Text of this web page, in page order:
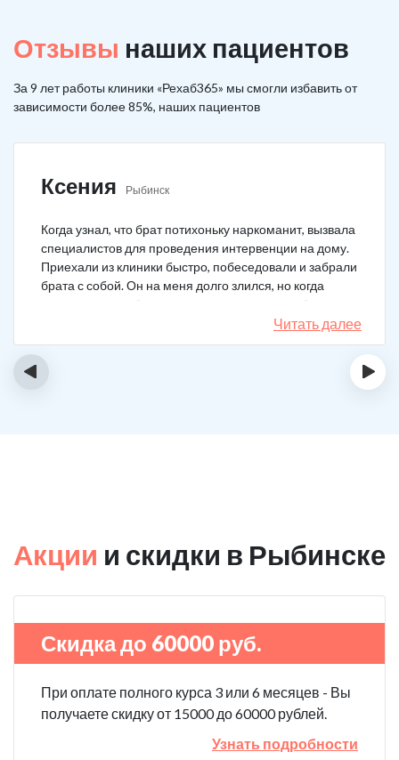
Отзывы наших пациентов
За 9 лет работы клиники «Рехаб365» мы смогли избавить от
зависимости более 85%, наших пациентов
Ксения Рыбинск
Когда узнал, что брат потихоньку наркоманит, вызвала
специалистов для проведения интервенции на дому.
Приехали из клиники быстро, побеседовали и забрали
брата с собой. Он на меня долго злился, но когда
понял, что если бы я не пошла на тот шаг, он бы не
выкарабкался. После курса вышел здоровым. Больше
не принимает.
Читать далее
‹ ›
Акции и скидки в Рыбинске
Скидка до 60000 руб.
При оплате полного курса 3 или 6 месяцев - Вы
получаете скидку от 15000 до 60000 рублей.
Узнать подробности